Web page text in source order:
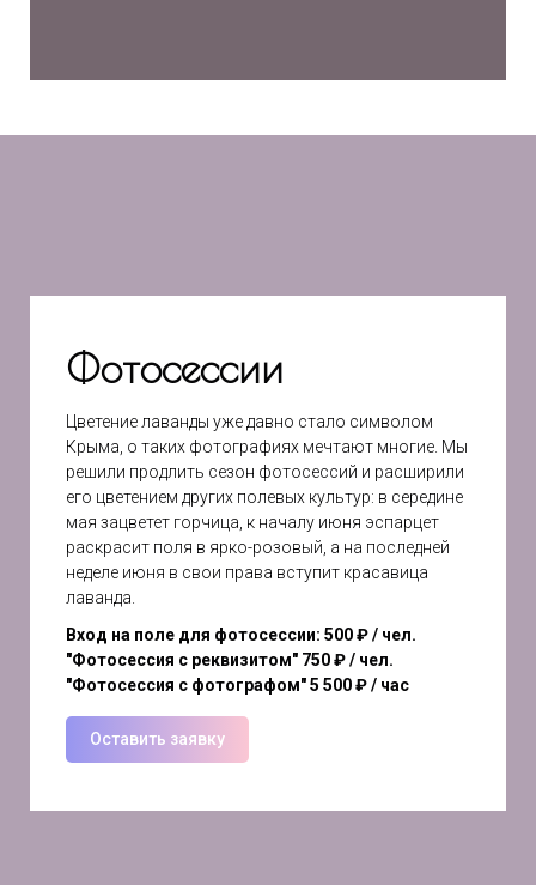
Фотосессии
Цветение лаванды уже давно стало символом
Крыма, о таких фотографиях мечтают многие. Мы
решили продлить сезон фотосессий и расширили
его цветением других полевых культур: в середине
мая зацветет горчица, к началу июня эспарцет
раскрасит поля в ярко-розовый, а на последней
неделе июня в свои права вступит красавица
лаванда.
Вход на поле для фотосессии: 500 ₽ / чел.
"Фотосессия с реквизитом" 750 ₽ / чел.
"Фотосессия с фотографом" 5 500 ₽ / час
Оставить заявку